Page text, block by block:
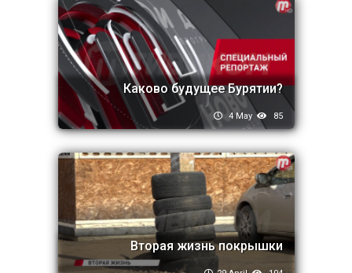
Каково будущее Бурятии?
4 May 85
Вторая жизнь покрышки